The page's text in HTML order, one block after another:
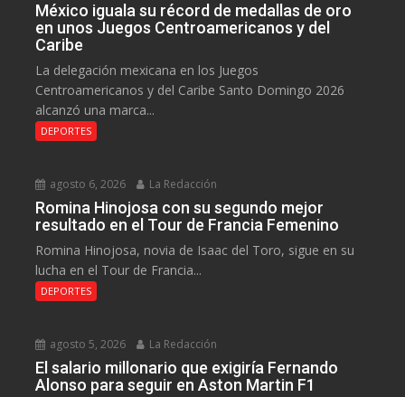
México iguala su récord de medallas de oro
en unos Juegos Centroamericanos y del
Caribe
La delegación mexicana en los Juegos
Centroamericanos y del Caribe Santo Domingo 2026
alcanzó una marca...
DEPORTES
agosto 6, 2026 La Redacción
Romina Hinojosa con su segundo mejor
resultado en el Tour de Francia Femenino
Romina Hinojosa, novia de Isaac del Toro, sigue en su
lucha en el Tour de Francia...
DEPORTES
agosto 5, 2026 La Redacción
El salario millonario que exigiría Fernando
Alonso para seguir en Aston Martin F1